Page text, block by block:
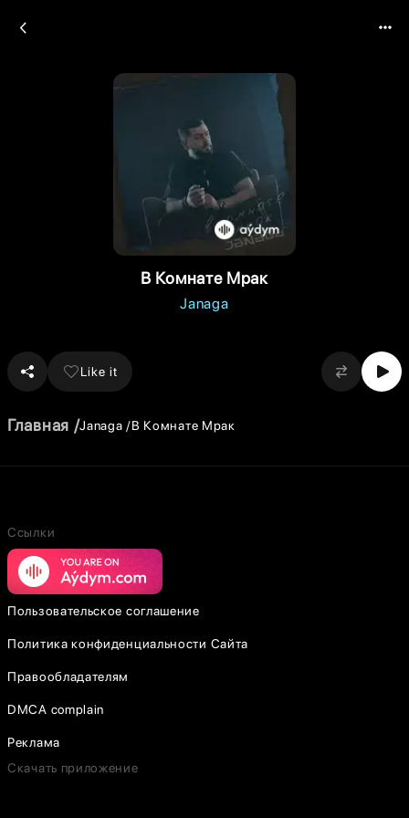
В Комнате Мрак
Janaga
Like it
Главная Janaga В Комнате Мрак
Ссылки
Пользовательское соглашение
Политика конфиденциальности Сайта
Правообладателям
DMCA complain
Реклама
Скачать приложение